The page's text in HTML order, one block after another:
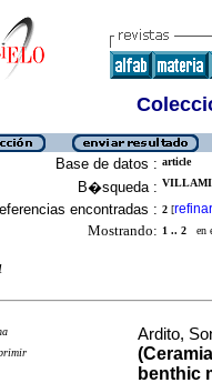
Base de datos : article
B�squeda :
encontradas : 2 [refinar
Mostrando: 1 .. 2 en
Ardito,
benthic